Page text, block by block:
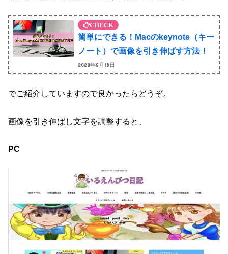
簡単にできる！Macのkeynote（キー
ノート）で画像を引き伸ばす方法！
2020年8月18日
でご紹介していますので良かったらどうぞ。
画像を引き伸ばし文字を調整すると、
PC